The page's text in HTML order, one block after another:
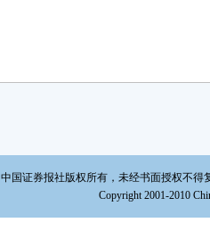
中国证券报社版权所有，未经书面授权不得
Copyright 2001-2010